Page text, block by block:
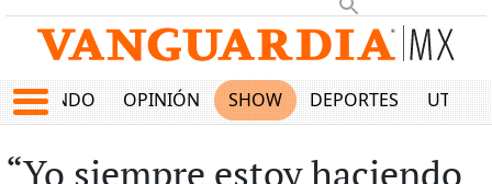
MUNDO OPINIÓN SHOW DEPORTES